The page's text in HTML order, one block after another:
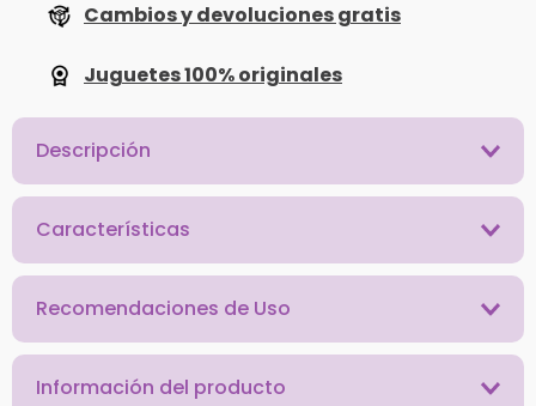
Cambios y devoluciones gratis
Juguetes 100% originales
Descripción
Características
Recomendaciones de Uso
Información del producto